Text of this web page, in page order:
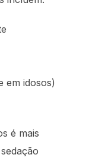
em idosos)
é mais